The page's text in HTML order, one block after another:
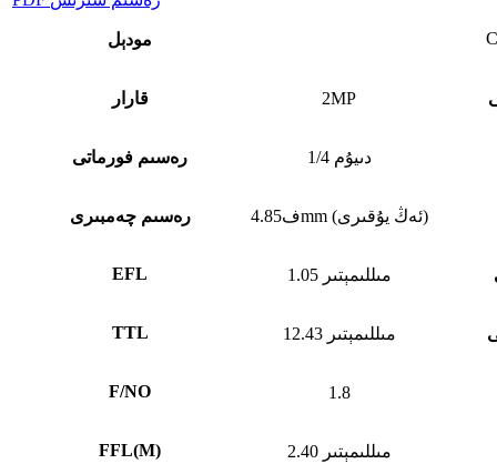
مودېل
قارار 2MP
رەسىم فورماتى 1/4 دىيۇم
رەسىم چەمبىرى ف4.85mm (ئەڭ يۇقىرى)
EFL 1.05 مىللىمېتىر
TTL 12.43 مىللىمېتىر
F/NO 1.8
FFL(M) 2.40 مىللىمېتىر